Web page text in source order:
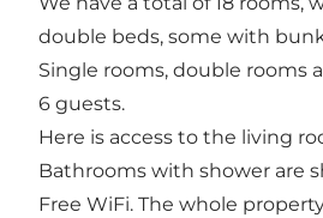
double beds, some with
Single rooms, double rooms
6 guests.
Here is access to the living
Bathrooms with shower are
Free WiFi. The whole